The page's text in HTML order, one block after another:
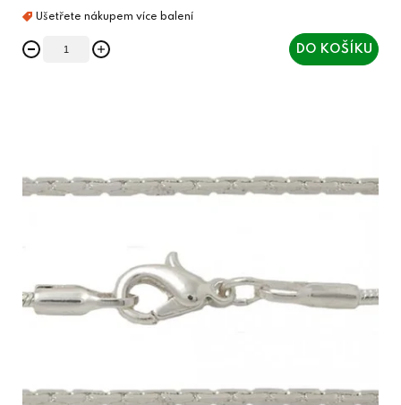
DO KOŠÍKU